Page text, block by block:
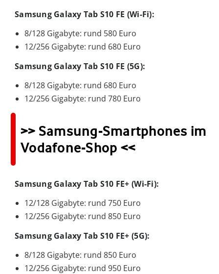
Samsung Galaxy Tab S10 FE (Wi-Fi):
8/128 Gigabyte: rund 580 Euro
12/256 Gigabyte: rund 680 Euro
Samsung Galaxy Tab S10 FE (5G):
8/128 Gigabyte: rund 680 Euro
12/256 Gigabyte: rund 780 Euro
>> Samsung-Smartphones im
Vodafone-Shop <<
Samsung Galaxy Tab S10 FE+ (Wi-Fi):
12/128 Gigabyte: rund 750 Euro
12/256 Gigabyte: rund 850 Euro
Samsung Galaxy Tab S10 FE+ (5G):
8/128 Gigabyte: rund 850 Euro
12/256 Gigabyte: rund 950 Euro